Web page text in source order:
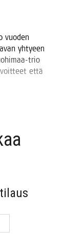
vuo­den
yhtyeen
trio
että